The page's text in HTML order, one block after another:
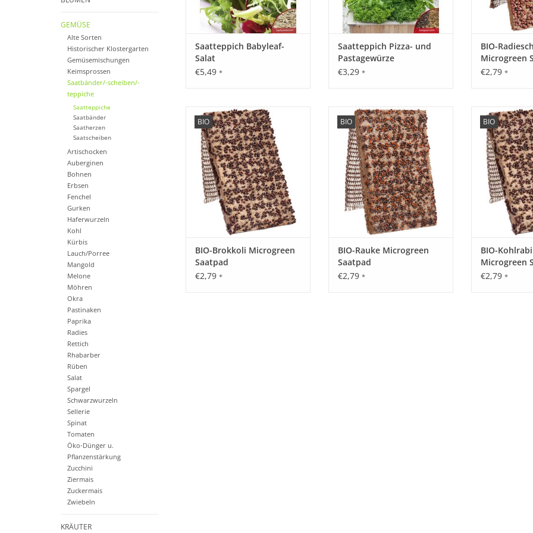
GEMÜSE
Alte Sorten
Historischer Klostergarten
Gemüsemischungen
Keimsprossen
Saatbänder/-scheiben/-
teppiche
Saatteppiche
Saatbänder
Saatherzen
Saatscheiben
Artischocken
Auberginen
Bohnen
Erbsen
Fenchel
Gurken
Haferwurzeln
Kohl
Kürbis
Lauch/Porree
Mangold
Melone
Möhren
Okra
Pastinaken
Paprika
Radies
Rettich
Rhabarber
Rüben
Salat
Spargel
Schwarzwurzeln
Sellerie
Spinat
Tomaten
Öko-Dünger u.
Pflanzenstärkung
Zucchini
Ziermais
Zuckermais
Zwiebeln
KRÄUTER
Saatteppich Babyleaf-
Salat
€5,49 *
Saatteppich Pizza- und
Pastagewürze
€3,29 *
BIO-
Microgreen
€2,79 *
BIO
Brokkoli Saatpad - für die schöne
Microgreens Keramik-
Anzuchtschale, ein innovatives
Anzuchtsystem - für den
Küchengarten daheim. Für
Superfood Keimpflanzen!
ZUM WARENKORB HINZUFÜGEN
BIO-Brokkoli Microgreen
Saatpad
€2,79 *
BIO
Rauke Saatpad - für die schöne
Microgreens Keramik-
Anzuchtschale, ein innovatives
Anzuchtsystem - für den
Küchengarten daheim. Für
Superfood Keimpflanzen!
ZUM WARENKORB HINZUFÜGEN
BIO-Rauke Microgreen
Saatpad
€2,79 *
BIO
Kohlrabi
Superfood
ZUM
BIO-
Microgreen
€2,79 *